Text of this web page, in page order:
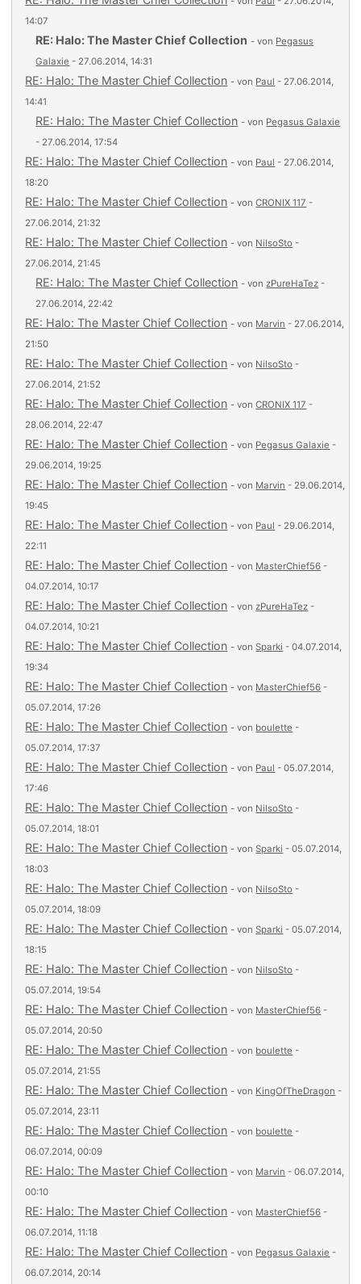
14:07
RE: Halo: The Master Chief Collection - von Pegasus
Galaxie - 27.06.2014, 14:31
RE: Halo: The Master Chief Collection - von Paul - 27.06.2014,
14:41
RE: Halo: The Master Chief Collection - von Pegasus Galaxie
- 27.06.2014, 17:54
RE: Halo: The Master Chief Collection - von Paul - 27.06.2014,
18:20
RE: Halo: The Master Chief Collection - vonCRONIX 117 -
27.06.2014, 21:32
RE: Halo: The Master Chief Collection - von NilsoSto -
27.06.2014, 21:45
RE: Halo: The Master Chief Collection - vonzPureHaTez -
27.06.2014, 22:42
RE: Halo: The Master Chief Collection - von Marvin - 27.06.2014,
21:50
RE: Halo: The Master Chief Collection - von NilsoSto -
27.06.2014, 21:52
RE: Halo: The Master Chief Collection - vonCRONIX 117 -
28.06.2014, 22:47
RE: Halo: The Master Chief Collection - von Pegasus Galaxie -
29.06.2014, 19:25
RE: Halo: The Master Chief Collection - von Marvin - 29.06.2014,
19:45
RE: Halo: The Master Chief Collection - von Paul - 29.06.2014,
22:11
RE: Halo: The Master Chief Collection - von MasterChief56 -
04.07.2014, 10:17
RE: Halo: The Master Chief Collection - vonzPureHaTez -
04.07.2014, 10:21
RE: Halo: The Master Chief Collection - vonSparki - 04.07.2014,
19:34
RE: Halo: The Master Chief Collection - von MasterChief56 -
05.07.2014, 17:26
RE: Halo: The Master Chief Collection - von boulette -
05.07.2014, 17:37
RE: Halo: The Master Chief Collection - von Paul - 05.07.2014,
17:46
RE: Halo: The Master Chief Collection - von NilsoSto -
05.07.2014, 18:01
RE: Halo: The Master Chief Collection - vonSparki - 05.07.2014,
18:03
RE: Halo: The Master Chief Collection - von NilsoSto -
05.07.2014, 18:09
RE: Halo: The Master Chief Collection - vonSparki - 05.07.2014,
18:15
RE: Halo: The Master Chief Collection - von NilsoSto -
05.07.2014, 19:54
RE: Halo: The Master Chief Collection - von MasterChief56 -
05.07.2014, 20:50
RE: Halo: The Master Chief Collection - von boulette -
05.07.2014, 21:55
RE: Halo: The Master Chief Collection - von KingOfTheDragon -
05.07.2014, 23:11
RE: Halo: The Master Chief Collection - von boulette -
06.07.2014, 00:09
RE: Halo: The Master Chief Collection - von Marvin - 06.07.2014,
00:10
RE: Halo: The Master Chief Collection - von MasterChief56 -
06.07.2014, 11:18
RE: Halo: The Master Chief Collection - von Pegasus Galaxie -
06.07.2014, 20:14